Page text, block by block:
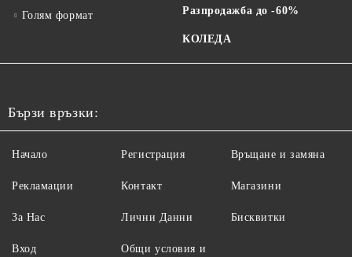
Голям формат Разпродажба до -60%
КОЛЕДА
Бързи връзки:
Начало
Рекламации
За Нас
Вход
Регистрация
Контакт
Лични Данни
Общи условия и
Връщане и замяна
Магазини
Бисквитки